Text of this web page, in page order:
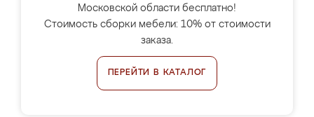
Московской области бесплатно!
Стоимость сборки мебели: 10% от стоимости
заказа.
ПЕРЕЙТИ В КАТАЛОГ